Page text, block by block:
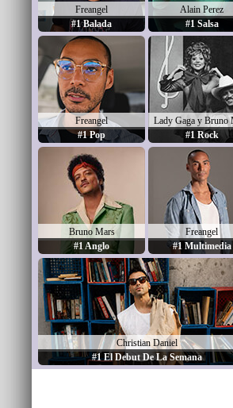
Freangel
#1 Balada
Alain Perez
#1 Salsa
Freangel
#1 Pop
Lady Gaga y Bruno
#1 Rock
Bruno Mars
#1 Anglo
Freangel
#1 Multimedia
Christian Daniel
#1 El Debut De La Semana